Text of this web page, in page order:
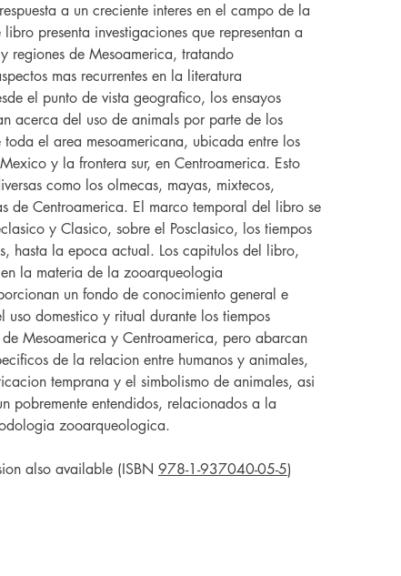
a un creciente interes en el campo de la
presenta investigaciones que representan a
regiones de Mesoamerica, tratando
mas recurrentes en la literatura
el punto de vista geografico, los ensayos
acerca del uso de animals por parte de los
toda el area mesoamericana, ubicada entre los
y la frontera sur, en Centroamerica. Esto
como los olmecas, mayas, mixtecos,
de Centroamerica. El marco temporal del libro se
y Clasico, sobre el Posclasico, los tiempos
hasta la epoca actual. Los capitulos del libro,
la materia de la zooarqueologia
un fondo de conocimiento general e
uso domestico y ritual durante los tiempos
Mesoamerica y Centroamerica, pero abarcan
de la relacion entre humanos y animales,
temprana y el simbolismo de animales, asi
pobremente entendidos, relacionados a la
zooarqueologica.
also available (ISBN 978-1-937040-05-5)